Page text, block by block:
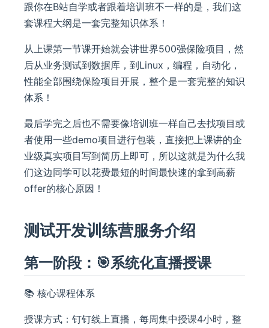
跟你在B站自学或者跟着培训班不一样的是，我们这
套课程大纲是一套完整知识体系！
从上课第一节课开始就会讲世界500强保险项目，然
后从业务测试到数据库，到Linux，编程，自动化，
性能全部围绕保险项目开展，整个是一套完整的知识
体系！
最后学完之后也不需要像培训班一样自己去找项目或
者使用一些demo项目进行包装，直接把上课讲的企
业级真实项目写到简历上即可，所以这就是为什么我
们这边同学可以花费最短的时间最快速的拿到高薪
offer的核心原因！
测试开发训练营服务介绍
第一阶段：🎯系统化直播授课
📚 核心课程体系
授课方式：钉钉线上直播，每周集中授课4小时，整